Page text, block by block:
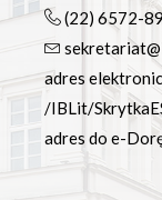
(22) 6572-
adres
/IBLit/
adres do e-